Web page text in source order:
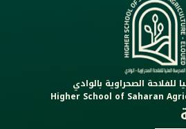
للفلاحة الصحراوية بالوادي
Higher School of Saharan